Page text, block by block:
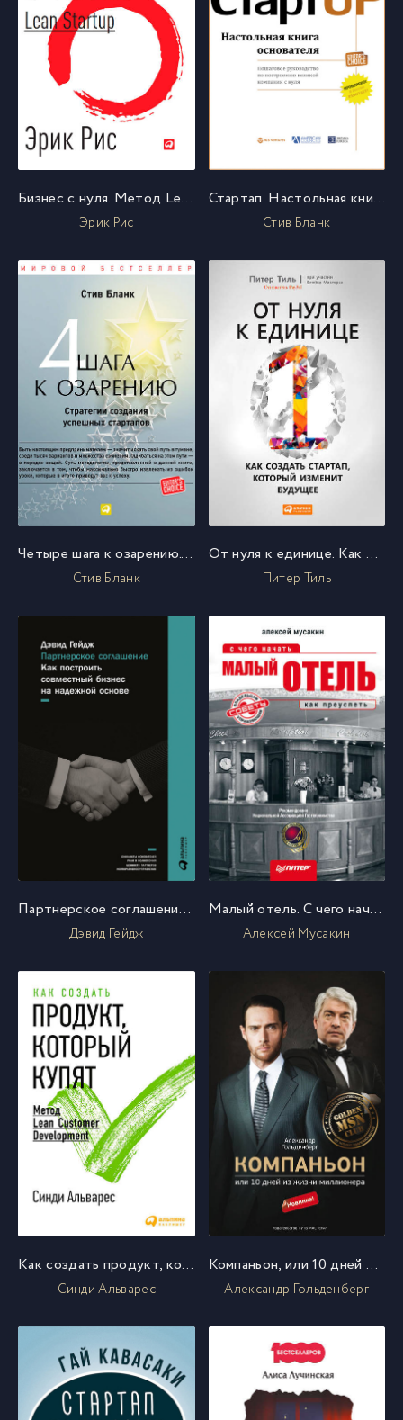
Бизнес с нуля. Метод Lean Startup для быстрого тестирования идей и выбора бизнес-модели
Эрик Рис
Стартап. Настольная книга основателя
Стив Бланк
Четыре шага к озарению. Стратегии создания успешных стартапов
Стив Бланк
От нуля к единице. Как создать стартап, который изменит будущее
Питер Тиль
Партнерское соглашение: Как построить совместный бизнес на надежной основе
Дэвид Гейдж
Малый отель. С чего начать, как преуспеть. Советы владельцам и управляющим
Алексей Мусакин
Как создать продукт, который купят. Метод Lean Customer Development
Синди Альварес
Компаньон, или 10 дней из жизни миллионера
Александр Гольденберг